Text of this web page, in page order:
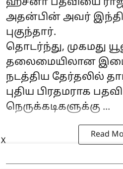
ஹசீனா பதவியை
அதன்பின் அவர்
புகுந்தார்.
தொடர்ந்து, முகமது
தலைமையிலான
நடத்திய தேர்தலில்
புதிய பிரதமராக
நெருக்கடிகளுக்கு ...
Read
X